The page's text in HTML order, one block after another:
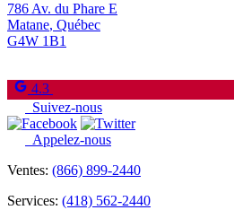
786 Av. du Phare E
Matane, Québec
G4W 1B1
4.3
Suivez-nous
Appelez-nous
Ventes: (866) 899-2440
Services: (418) 562-2440